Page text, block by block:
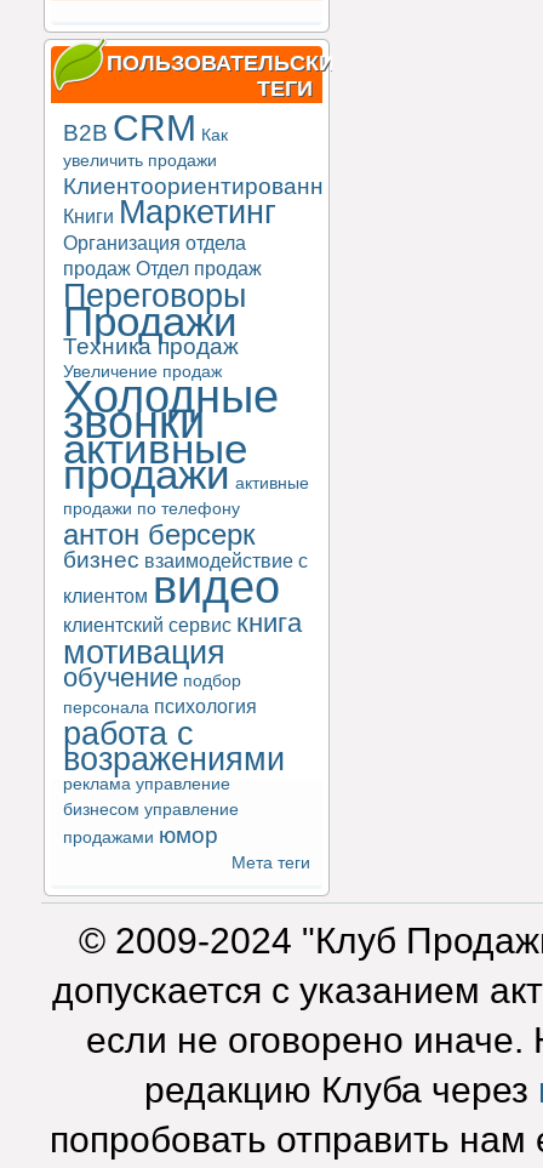
ПОЛЬЗОВАТЕЛЬСКИЕ
ТЕГИ
B2B CRM Как
увеличить продажи
Клиентоориентированность
Книги Маркетинг
Организация отдела
продаж Отдел продаж
Переговоры
Продажи
Техника продаж
Увеличение продаж
Холодные
звонки
активные
продажи активные
продажи по телефону
антон берсерк
бизнес взаимодействие с
клиентом видео
клиентский сервис книга
мотивация
обучение подбор
персонала психология
работа с
возражениями
реклама управление
бизнесом управление
продажами юмор
Мета теги
© 2009-2024 "Клуб
допускается с указанием
если не оговорено
редакцию Клуба через
попробовать отправить нам